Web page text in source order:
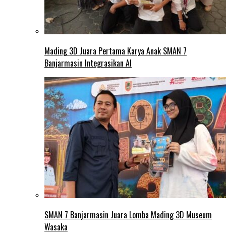
Mading 3D Juara Pertama Karya Anak SMAN 7
Banjarmasin Integrasikan AI
SMAN 7 Banjarmasin Juara Lomba Mading 3D Museum
Wasaka